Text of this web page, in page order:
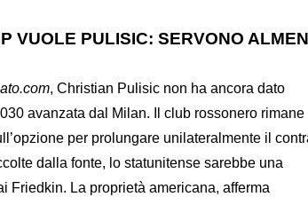
VUOLE PULISIC: SERVONO
, Christian Pulisic non ha ancora dato
avanzata dal Milan. Il club rossonero rimane
per prolungare unilateralmente il
dalla fonte, lo statunitense sarebbe una
Friedkin. La proprietà americana, afferma